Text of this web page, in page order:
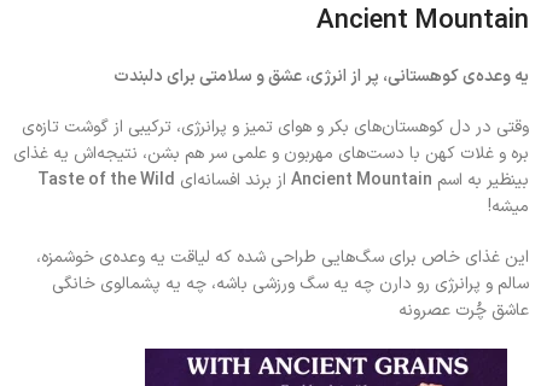
Ancient Mountain
یه وعده‌ی کوهستانی، پر از انرژی، عشق و سلامتی برای دلبندت
وقتی در دل کوهستان‌های بکر و هوای تمیز و پرانرژی، ترکیبی از گوشت تازه‌ی
بره و غلات کهن با دست‌های مهربون و علمی سر هم بشن، نتیجه‌اش یه غذای
بینظیر به اسم Ancient Mountain از برند افسانه‌ای Taste of the Wild
میشه!
این غذای خاص برای سگ‌هایی طراحی شده که لیاقت یه وعده‌ی خوشمزه،
سالم و پرانرژی رو دارن چه یه سگ ورزشی باشه، چه یه پشمالوی خانگی
عاشق چُرت عصرونه